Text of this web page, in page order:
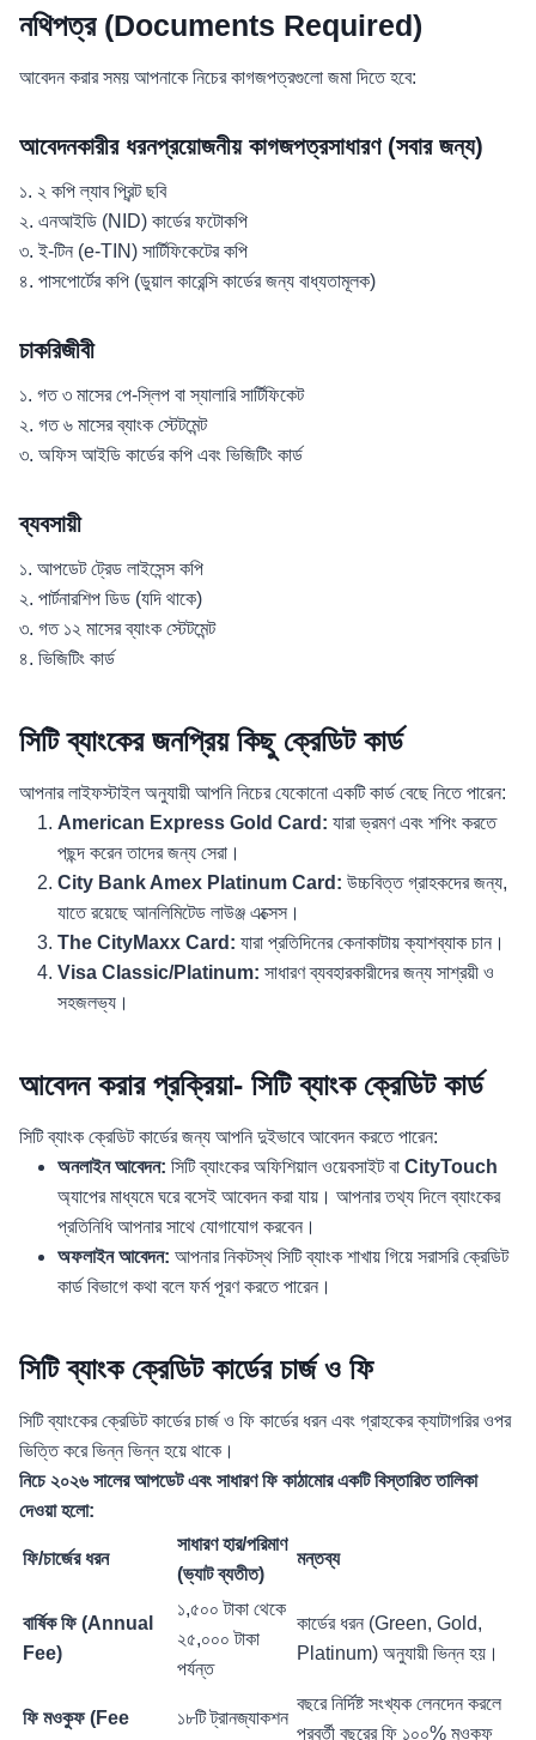
নথিপত্র (Documents Required)
আবেদন করার সময় আপনাকে নিচের কাগজপত্রগুলো জমা দিতে হবে:
আবেদনকারীর ধরনপ্রয়োজনীয় কাগজপত্রসাধারণ (সবার জন্য)
১. ২ কপি ল্যাব প্রিন্ট ছবি
২. এনআইডি (NID) কার্ডের ফটোকপি
৩. ই-টিন (e-TIN) সার্টিফিকেটের কপি
৪. পাসপোর্টের কপি (ডুয়াল কারেন্সি কার্ডের জন্য বাধ্যতামূলক)
চাকরিজীবী
১. গত ৩ মাসের পে-স্লিপ বা স্যালারি সার্টিফিকেট
২. গত ৬ মাসের ব্যাংক স্টেটমেন্ট
৩. অফিস আইডি কার্ডের কপি এবং ভিজিটিং কার্ড
ব্যবসায়ী
১. আপডেট ট্রেড লাইসেন্স কপি
২. পার্টনারশিপ ডিড (যদি থাকে)
৩. গত ১২ মাসের ব্যাংক স্টেটমেন্ট
৪. ভিজিটিং কার্ড
সিটি ব্যাংকের জনপ্রিয় কিছু ক্রেডিট কার্ড
আপনার লাইফস্টাইল অনুযায়ী আপনি নিচের যেকোনো একটি কার্ড বেছে নিতে পারেন:
American Express Gold Card: যারা ভ্রমণ এবং শপিং করতে
পছন্দ করেন তাদের জন্য সেরা।
City Bank Amex Platinum Card: উচ্চবিত্ত গ্রাহকদের জন্য,
যাতে রয়েছে আনলিমিটেড লাউঞ্জ এক্সেস।
The CityMaxx Card: যারা প্রতিদিনের কেনাকাটায় ক্যাশব্যাক চান।
Visa Classic/Platinum: সাধারণ ব্যবহারকারীদের জন্য সাশ্রয়ী ও
সহজলভ্য।
আবেদন করার প্রক্রিয়া- সিটি ব্যাংক ক্রেডিট কার্ড
সিটি ব্যাংক ক্রেডিট কার্ডের জন্য আপনি দুইভাবে আবেদন করতে পারেন:
অনলাইন আবেদন: সিটি ব্যাংকের অফিশিয়াল ওয়েবসাইট বা CityTouch
অ্যাপের মাধ্যমে ঘরে বসেই আবেদন করা যায়। আপনার তথ্য দিলে ব্যাংকের
প্রতিনিধি আপনার সাথে যোগাযোগ করবেন।
অফলাইন আবেদন: আপনার নিকটস্থ সিটি ব্যাংক শাখায় গিয়ে সরাসরি ক্রেডিট
কার্ড বিভাগে কথা বলে ফর্ম পূরণ করতে পারেন।
সিটি ব্যাংক ক্রেডিট কার্ডের চার্জ ও ফি
সিটি ব্যাংকের ক্রেডিট কার্ডের চার্জ ও ফি কার্ডের ধরন এবং গ্রাহকের ক্যাটাগরির ওপর
ভিত্তি করে ভিন্ন ভিন্ন হয়ে থাকে।
নিচে ২০২৬ সালের আপডেট এবং সাধারণ ফি কাঠামোর একটি বিস্তারিত তালিকা
দেওয়া হলো:
ফি/চার্জের ধরন
সাধারণ হার/পরিমাণ
(ভ্যাট ব্যতীত)
মন্তব্য
বার্ষিক ফি (Annual
Fee)
১,৫০০ টাকা থেকে
২৫,০০০ টাকা
পর্যন্ত
কার্ডের ধরন (Green, Gold,
Platinum) অনুযায়ী ভিন্ন হয়।
ফি মওকুফ (Fee
১৮টি ট্রানজ্যাকশন
বছরে নির্দিষ্ট সংখ্যক লেনদেন করলে
পরবর্তী বছরের ফি ১০০% মওকুফ